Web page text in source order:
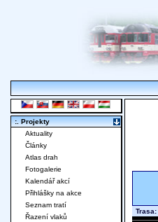
Trasa:
:. Projekty
Aktuality
Články
Atlas drah
Fotogalerie
Kalendář akcí
Přihlášky na akce
Seznam tratí
Řazení vlaků